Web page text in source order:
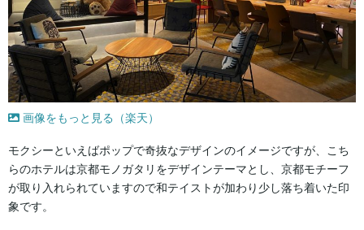
画像をもっと見る（楽天）
モクシーといえばポップで奇抜なデザインのイメージですが、こち
らのホテルは京都モノガタリをデザインテーマとし、京都モチーフ
が取り入れられていますので和テイストが加わり少し落ち着いた印
象です。